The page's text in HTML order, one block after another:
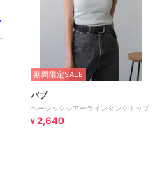
期間限定SALE
バブ
ベーシックシアーラインタンクトップ
¥ 2,640